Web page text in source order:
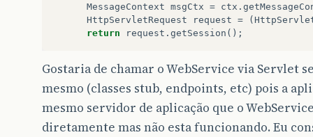
MessageContext msgCtx = ctx .
HttpServletRequest
request = (
return
request . getSession ();
Gostaria de chamar o WebService via Servlet
mesmo (classes stub, endpoints, etc) pois a
mesmo servidor de aplicação que o
diretamente mas não esta funcionando. Eu